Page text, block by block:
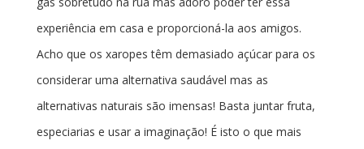
experiência em casa e proporcioná-la aos amigos.
Acho que os xaropes têm demasiado açúcar para os
considerar uma alternativa saudável mas as
alternativas naturais são imensas! Basta juntar fruta,
especiarias e usar a imaginação! É isto o que mais